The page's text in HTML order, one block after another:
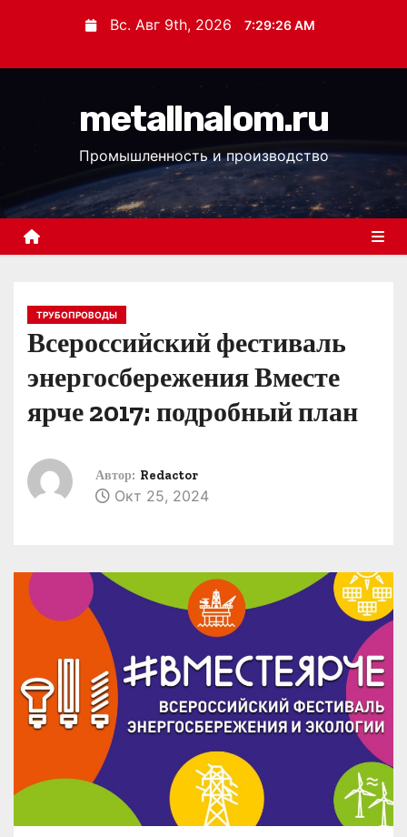
с
Вс. Авг 9th, 2026 7:29:27 AM
metallnalom.ru
Промышленность и производство
ТРУБОПРОВОДЫ
Всероссийский фестиваль
энергосбережения Вместе
ярче 2017: подробный план
Автор: Redactor
Окт 25, 2024